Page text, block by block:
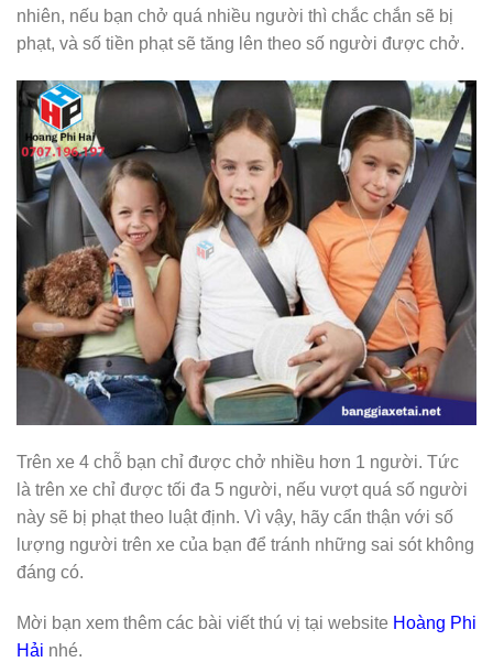
nhiên, nếu bạn chở quá nhiều người thì chắc chắn sẽ bị
phạt, và số tiền phạt sẽ tăng lên theo số người được chở.
Trên xe 4 chỗ bạn chỉ được chở nhiều hơn 1 người. Tức
là trên xe chỉ được tối đa 5 người, nếu vượt quá số người
này sẽ bị phạt theo luật định. Vì vậy, hãy cẩn thận với số
lượng người trên xe của bạn để tránh những sai sót không
đáng có.
Mời bạn xem thêm các bài viết thú vị tại website Hoàng Phi
Hải nhé.